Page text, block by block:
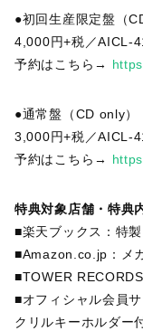
●初回生産限定盤（
4,000円+税／AICL-
予約はこちら→
●通常盤（CD only）
3,000円+税／AICL-
予約はこちら→
特典対象店舗・特典
■楽天ブックス：特
■Amazon.co.jp：メ
■TOWER
■オフィシャル会員
クリルキーホルダー